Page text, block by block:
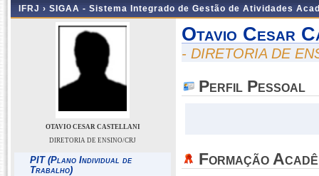
IFRJ › SIGAA - Sistema Integrado de Gestão de Atividades
OTAVIO CESAR CASTELLANI
DIRETORIA DE ENSINO/CRJ
PIT (Plano Individual de
Trabalho)
Otavio Cesar
- DIRETORIA DE
Perfil Pessoal
Formação